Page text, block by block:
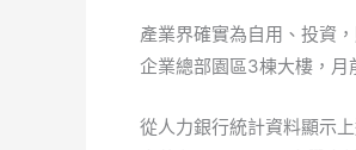
產業界確實為自用、投資
企業總部園區3棟大樓，月
從人力銀行統計資料顯示